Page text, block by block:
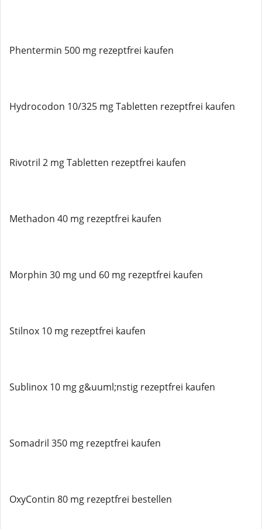
Phentermin 500 mg rezeptfrei kaufen
Hydrocodon 10/325 mg Tabletten rezeptfrei kaufen
Rivotril 2 mg Tabletten rezeptfrei kaufen
Methadon 40 mg rezeptfrei kaufen
Morphin 30 mg und 60 mg rezeptfrei kaufen
Stilnox 10 mg rezeptfrei kaufen
Sublinox 10 mg g&uuml;nstig rezeptfrei kaufen
Somadril 350 mg rezeptfrei kaufen
OxyContin 80 mg rezeptfrei bestellen